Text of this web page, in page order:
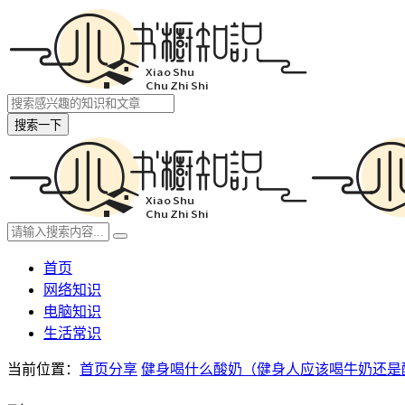
搜索一下
首页
网络知识
电脑知识
生活常识
当前位置： 首页分享 健身喝什么酸奶（健身人应该喝牛奶还是